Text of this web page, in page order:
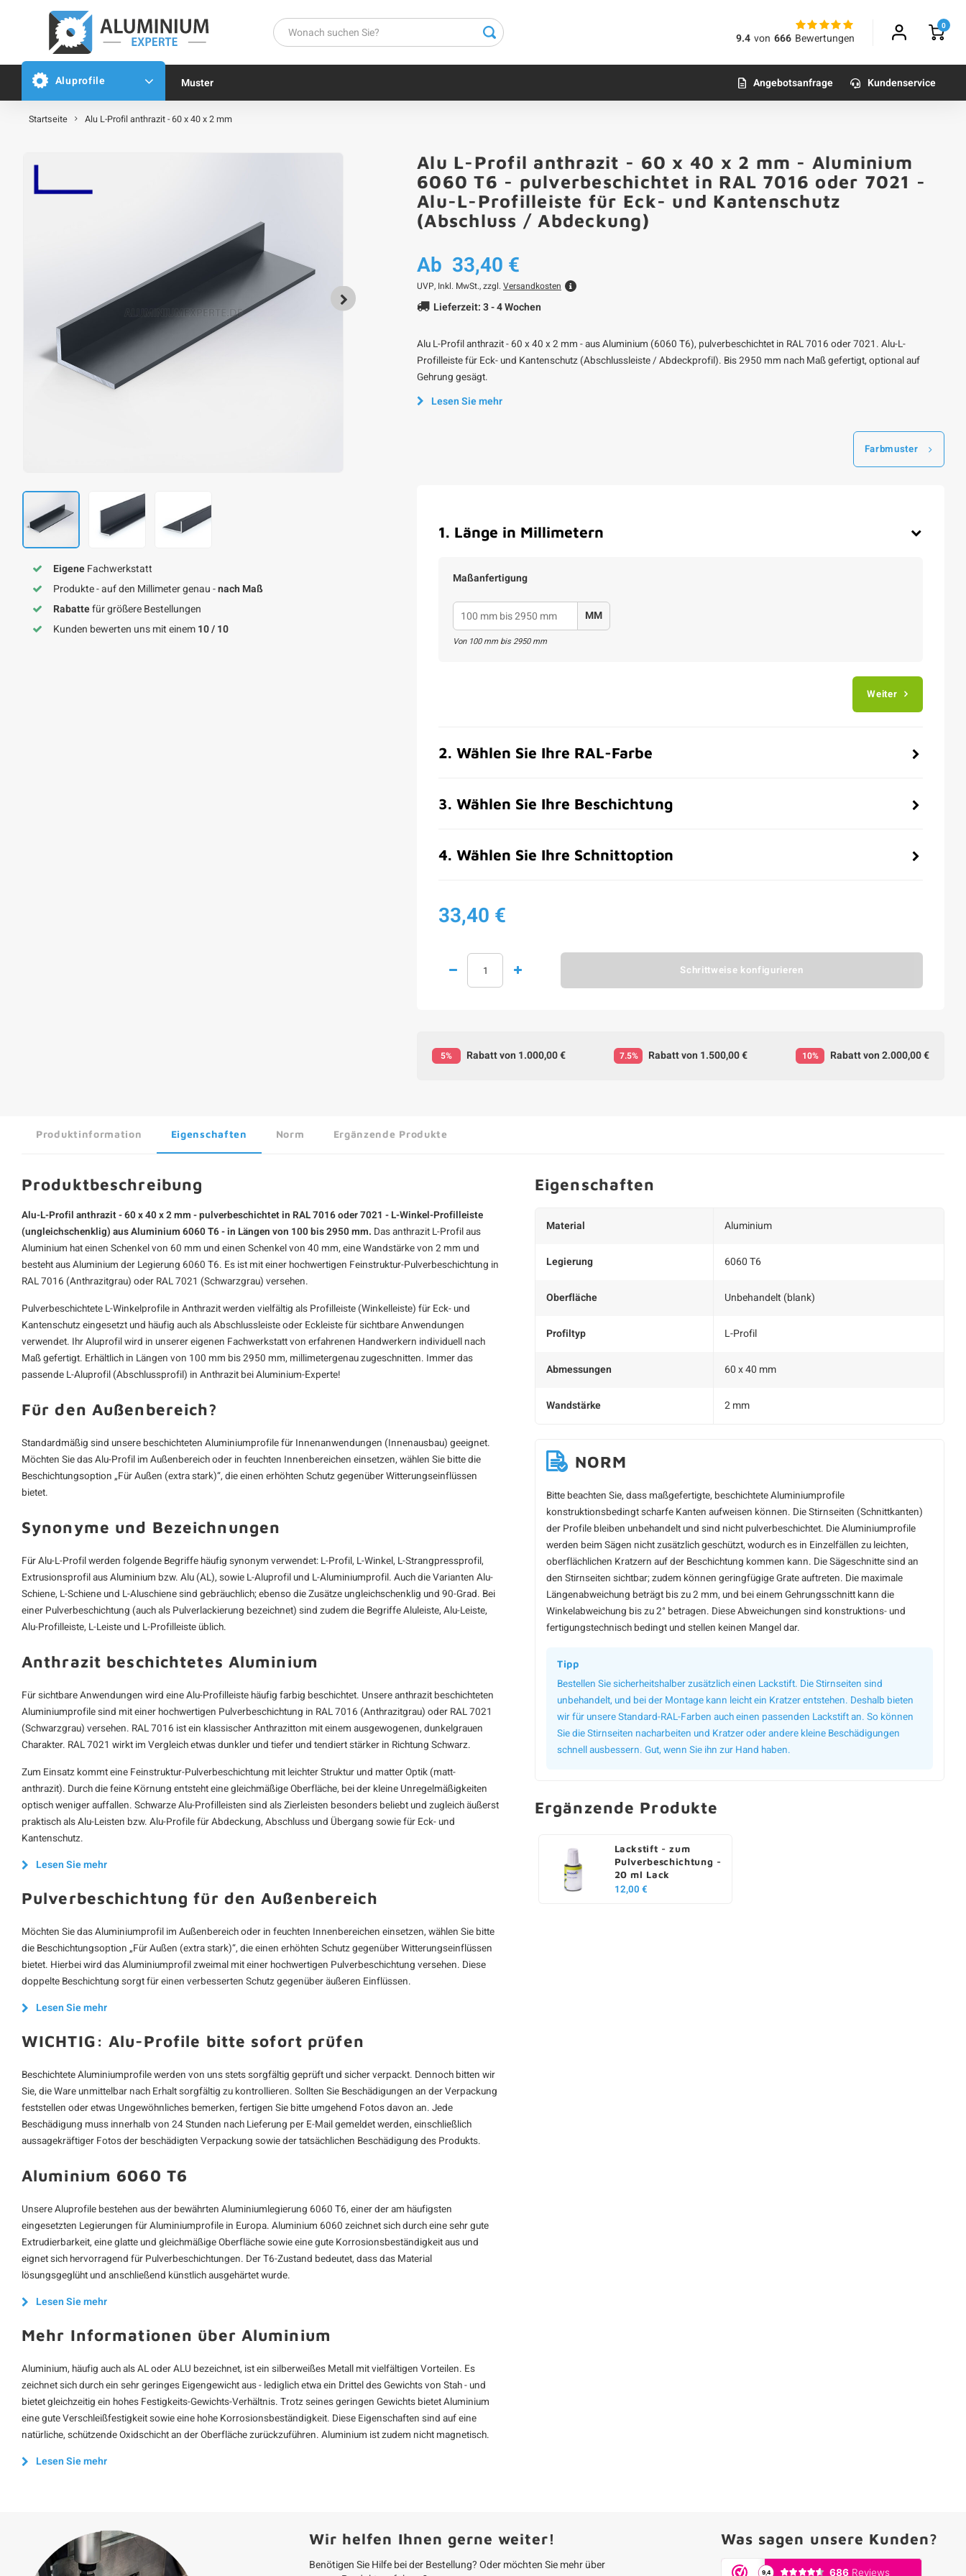
9.4 von 666 Bewertungen
0
Aluprofile Angebotsanfrage Kundenservice
Muster
Startseite Alu L-Profil anthrazit - 60 x 40 x 2 mm
EigeneFachwerkstatt
Produkte - auf den Millimeter genau -nach Maß
Rabattefür größere Bestellungen
Kunden bewerten uns mit einem10 / 10
Alu L-Profil anthrazit - 60 x 40 x 2 mm - Aluminium
6060 T6 - pulverbeschichtet in RAL 7016 oder 7021 -
Alu-L-Profilleiste für Eck- und Kantenschutz
(Abschluss / Abdeckung)
Ab 33,40 €
UVP, Inkl. MwSt., zzgl. Versandkosten
Lieferzeit: 3 - 4 Wochen
Alu L-Profil anthrazit - 60 x 40 x 2 mm - aus Aluminium (6060 T6), pulverbeschichtet in RAL 7016 oder 7021. Alu-L-
Profilleiste für Eck- und Kantenschutz (Abschlussleiste / Abdeckprofil). Bis 2950 mm nach Maß gefertigt, optional auf
Gehrung gesägt.
Lesen Sie mehr
Farbmuster
1. Länge in Millimetern
Maßanfertigung
MM
Von 100mm bis2950mm
Weiter
2. Wählen Sie Ihre RAL-Farbe
3. Wählen Sie Ihre Beschichtung
4. Wählen Sie Ihre Schnittoption
33,40 €
Schrittweise konfigurieren
5% Rabatt von 1.000,00 € 7.5% Rabatt von 1.500,00 € 10% Rabatt von 2.000,00 €
Produktinformation Eigenschaften Norm Ergänzende Produkte
Produktbeschreibung
Alu-L-Profil anthrazit - 60 x 40 x 2 mm - pulverbeschichtet in RAL 7016 oder 7021 - L-Winkel-Profilleiste
(ungleichschenklig) aus Aluminium 6060 T6 - in Längen von 100 bis 2950 mm. Dasanthrazit L-Profilaus
Aluminium hat einen Schenkel von 60 mm und einen Schenkel von 40 mm, eine Wandstärke von 2 mm und
besteht aus Aluminium der Legierung 6060 T6. Es ist mit einer hochwertigen Feinstruktur-Pulverbeschichtung in
RAL 7016 (Anthrazitgrau) oder RAL 7021 (Schwarzgrau) versehen.
Pulverbeschichtete L-Winkelprofile in Anthrazit werden vielfältig als Profilleiste (Winkelleiste) für Eck- und
Kantenschutz eingesetzt und häufig auch als Abschlussleiste oder Eckleiste für sichtbare Anwendungen
verwendet. Ihr Aluprofil wird in unserer eigenen Fachwerkstatt von erfahrenen Handwerkern individuell nach
Maß gefertigt. Erhältlich in Längen von 100 mm bis 2950 mm, millimetergenau zugeschnitten. Immer das
passende L-Aluprofil (Abschlussprofil) in Anthrazit bei Aluminium-Experte!
Für den Außenbereich?
Standardmäßig sind unsere beschichteten Aluminiumprofile für Innenanwendungen (Innenausbau) geeignet.
Möchten Sie das Alu-Profil im Außenbereich oder in feuchten Innenbereichen einsetzen, wählen Sie bitte die
Beschichtungsoption „Für Außen (extra stark)“, die einen erhöhten Schutz gegenüber Witterungseinflüssen
bietet.
Synonyme und Bezeichnungen
Für Alu-L-Profil werden folgende Begriffe häufig synonym verwendet: L-Profil, L-Winkel, L-Strangpressprofil,
Extrusionsprofil aus Aluminium bzw. Alu (AL), sowie L-Aluprofil und L-Aluminiumprofil. Auch die Varianten Alu-
Schiene, L-Schiene und L-Aluschiene sind gebräuchlich; ebenso die Zusätze ungleichschenklig und 90-Grad. Bei
einer Pulverbeschichtung (auch als Pulverlackierung bezeichnet) sind zudem die Begriffe Aluleiste, Alu-Leiste,
Alu-Profilleiste, L-Leiste und L-Profilleiste üblich.
Anthrazit beschichtetes Aluminium
Für sichtbare Anwendungen wird eine Alu-Profilleiste häufig farbig beschichtet. Unsere anthrazit beschichteten
Aluminiumprofile sind mit einer hochwertigen Pulverbeschichtung in RAL 7016 (Anthrazitgrau) oder RAL 7021
(Schwarzgrau) versehen. RAL 7016 ist ein klassischer Anthrazitton mit einem ausgewogenen, dunkelgrauen
Charakter. RAL 7021 wirkt im Vergleich etwas dunkler und tiefer und tendiert stärker in Richtung Schwarz.
Zum Einsatz kommt eine Feinstruktur-Pulverbeschichtung mit leichter Struktur und matter Optik (matt-
anthrazit). Durch die feine Körnung entsteht eine gleichmäßige Oberfläche, bei der kleine Unregelmäßigkeiten
optisch weniger auffallen. Schwarze Alu-Profilleisten sind als Zierleisten besonders beliebt und zugleich äußerst
praktisch als Alu-Leisten bzw. Alu-Profile für Abdeckung, Abschluss und Übergang sowie für Eck- und
Kantenschutz.
Lesen Sie mehr
Pulverbeschichtung für den Außenbereich
Möchten Sie das Aluminiumprofil im Außenbereich oder in feuchten Innenbereichen einsetzen, wählen Sie bitte
die Beschichtungsoption „Für Außen (extra stark)“, die einen erhöhten Schutz gegenüber Witterungseinflüssen
bietet. Hierbei wird das Aluminiumprofil zweimal mit einer hochwertigen Pulverbeschichtung versehen. Diese
doppelte Beschichtung sorgt für einen verbesserten Schutz gegenüber äußeren Einflüssen.
Lesen Sie mehr
WICHTIG: Alu-Profile bitte sofort prüfen
Beschichtete Aluminiumprofile werden von uns stets sorgfältig geprüft und sicher verpackt. Dennoch bitten wir
Sie, die Ware unmittelbar nach Erhalt sorgfältig zu kontrollieren. Sollten Sie Beschädigungen an der Verpackung
feststellen oder etwas Ungewöhnliches bemerken, fertigen Sie bitte umgehend Fotos davon an. Jede
Beschädigung muss innerhalb von 24 Stunden nach Lieferung per E-Mail gemeldet werden, einschließlich
aussagekräftiger Fotos der beschädigten Verpackung sowie der tatsächlichen Beschädigung des Produkts.
Aluminium 6060 T6
Unsere Aluprofile bestehen aus der bewährten Aluminiumlegierung 6060 T6, einer der am häufigsten
eingesetzten Legierungen für Aluminiumprofile in Europa. Aluminium 6060 zeichnet sich durch eine sehr gute
Extrudierbarkeit, eine glatte und gleichmäßige Oberfläche sowie eine gute Korrosionsbeständigkeit aus und
eignet sich hervorragend für Pulverbeschichtungen. Der T6-Zustand bedeutet, dass das Material
lösungsgeglüht und anschließend künstlich ausgehärtet wurde.
Lesen Sie mehr
Mehr Informationen über Aluminium
Aluminium, häufig auch als AL oder ALU bezeichnet, ist ein silberweißes Metall mit vielfältigen Vorteilen. Es
zeichnet sich durch ein sehr geringes Eigengewicht aus - lediglich etwa ein Drittel des Gewichts von Stah - und
bietet gleichzeitig ein hohes Festigkeits-Gewichts-Verhältnis. Trotz seines geringen Gewichts bietet Aluminium
eine gute Verschleißfestigkeit sowie eine hohe Korrosionsbeständigkeit. Diese Eigenschaften sind auf eine
natürliche, schützende Oxidschicht an der Oberfläche zurückzuführen. Aluminium ist zudem nicht magnetisch.
Lesen Sie mehr
Eigenschaften
Material Aluminium
Legierung 6060 T6
Oberfläche Unbehandelt (blank)
Profiltyp L-Profil
Abmessungen 60 x 40 mm
Wandstärke 2 mm
NORM
Bitte beachten Sie, dass maßgefertigte, beschichtete Aluminiumprofile
konstruktionsbedingt scharfe Kanten aufweisen können. Die Stirnseiten (Schnittkanten)
der Profile bleiben unbehandelt und sind nicht pulverbeschichtet. Die Aluminiumprofile
werden beim Sägen nicht zusätzlich geschützt, wodurch es in Einzelfällen zu leichten,
oberflächlichen Kratzern auf der Beschichtung kommen kann. Die Sägeschnitte sind an
den Stirnseiten sichtbar; zudem können geringfügige Grate auftreten. Die maximale
Längenabweichung beträgt bis zu 2 mm, und bei einem Gehrungsschnitt kann die
Winkelabweichung bis zu 2° betragen. Diese Abweichungen sind konstruktions- und
fertigungstechnisch bedingt und stellen keinen Mangel dar.
Tipp
Bestellen Sie sicherheitshalber zusätzlich einen Lackstift. Die Stirnseiten sind
unbehandelt, und bei der Montage kann leicht ein Kratzer entstehen. Deshalb bieten
wir für unsere Standard-RAL-Farben auch einen passenden Lackstift an. So können
Sie die Stirnseiten nacharbeiten und Kratzer oder andere kleine Beschädigungen
schnell ausbessern. Gut, wenn Sie ihn zur Hand haben.
Ergänzende Produkte
Lackstift - zum
Pulverbeschichtung -
20 ml Lack
12,00 €
Wir helfen Ihnen gerne weiter!
Benötigen Sie Hilfe bei der Bestellung? Oder möchten Sie mehr über
Was sagen unsere Kunden?